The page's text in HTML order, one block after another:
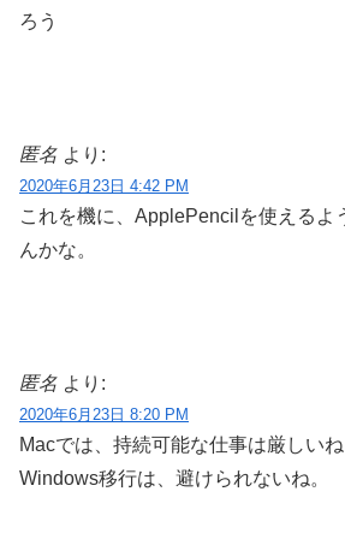
ろう
匿名 より:
2020年6月23日 4:42 PM
これを機に、ApplePencilを使えるよ
んかな。
匿名 より:
2020年6月23日 8:20 PM
Macでは、持続可能な仕事は厳しいね
Windows移行は、避けられないね。